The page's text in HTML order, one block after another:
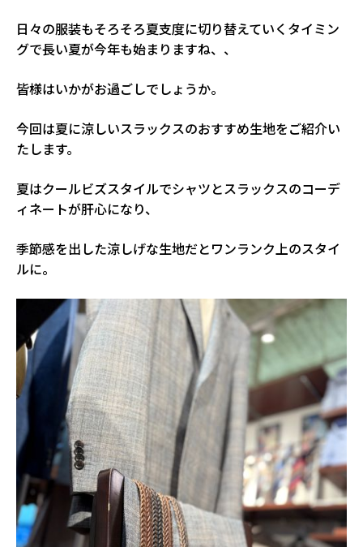
日々の服装もそろそろ夏支度に切り替えていくタイミン
グで長い夏が今年も始まりますね、、
皆様はいかがお過ごしでしょうか。
今回は夏に涼しいスラックスのおすすめ生地をご紹介い
たします。
夏はクールビズスタイルでシャツとスラックスのコーデ
ィネートが肝心になり、
季節感を出した涼しげな生地だとワンランク上のスタイ
ルに。